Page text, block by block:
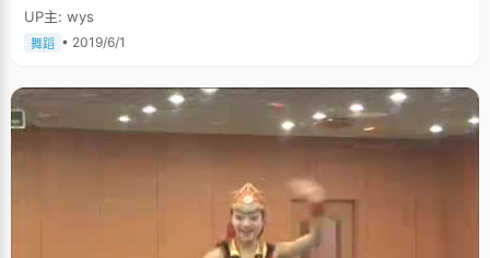
下，推了一下鼻梁上的镜片，又补充说，"考前，考后都没有很兴奋或者很激
动过，一次考试而已，并不能证明什么。"不过张南飞一直有个遗憾，高考没
个词来形容张南飞对数学的学习一点也不为过，爸爸留在书架上的那堆数学
课本就是老师："上小学的时候作业不是很多，没事的时候就从书架上拿一些
数学教材看，看着看着就喜欢上了数学，看完还会自觉的做后边的练习题，
本，初中啃完了高中的数学教材，高中已经读懂了大学的高等数学。张南飞
的数学成绩一直都特别优秀，高考模拟拿满分是很正常的事，我很好奇他高
考怎么只考了146分呢，他有些忿忿的说："最后一题其实我作对了的，但是
因为是用高数知识解的，所以被扣分了"。 这个扣分的理由让我们很能理解张
南飞有些忿忿的语气，不过状元在手，那些形式的东西也就无所谓了。 曾经
UP主: wys
舞蹈 • 2019/6/1